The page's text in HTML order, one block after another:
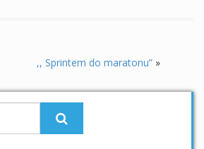
,, Sprintem do maratonu”»